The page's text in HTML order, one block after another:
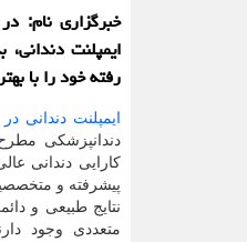
خبرگزاری نام:
ایمپلنت
رفته خود را با
ایمپلنت دندانی
دندانپزشکی
کارایی دندانی
پیشرفته و
نتایج طبیعی و
متعددی وجود